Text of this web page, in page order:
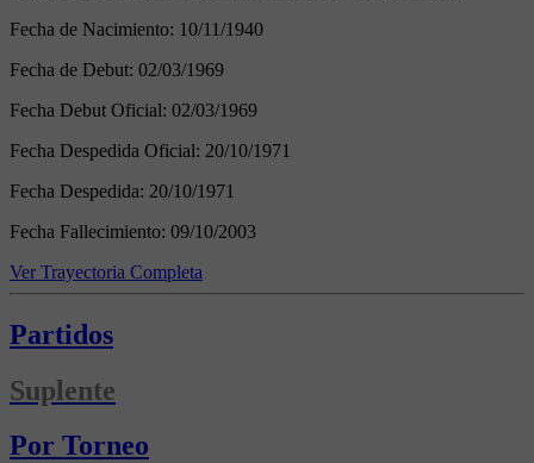
Fecha de Nacimiento: 10/11/1940
Fecha de Debut: 02/03/1969
Fecha Debut Oficial: 02/03/1969
Fecha Despedida Oficial: 20/10/1971
Fecha Despedida: 20/10/1971
Fecha Fallecimiento: 09/10/2003
Ver Trayectoria Completa
Partidos
Suplente
Por Torneo